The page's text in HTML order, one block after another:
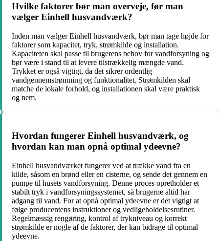
Hvilke faktorer bør man overveje, før man
vælger Einhell husvandværk?
Inden man vælger Einhell husvandværk, bør man tage højde for
faktorer som kapacitet, tryk, strømkilde og installation.
Kapaciteten skal passe til brugerens behov for vandforsyning og
bør være i stand til at levere tilstrækkelig mængde vand.
Trykket er også vigtigt, da det sikrer ordentlig
vandgennemstrømning og funktionalitet. Strømkilden skal
matche de lokale forhold, og installationen skal være praktisk
og nem.
Hvordan fungerer Einhell husvandværk, og
hvordan kan man opnå optimal ydeevne?
Einhell husvandværket fungerer ved at trække vand fra en
kilde, såsom en brønd eller en cisterne, og sende det gennem en
pumpe til husets vandforsyning. Denne proces opretholder et
stabilt tryk i vandforsyningssystemet, så brugerne altid har
adgang til vand. For at opnå optimal ydeevne er det vigtigt at
følge producentens instruktioner og vedligeholdelsesrutiner.
Regelmæssig rengøring, kontrol af trykniveau og korrekt
strømkilde er nogle af de faktorer, der kan bidrage til optimal
ydeevne.